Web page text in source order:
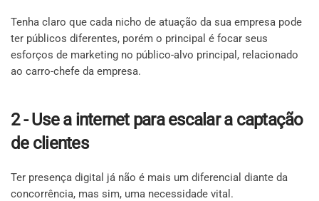
Tenha claro que cada nicho de atuação da sua empresa pode
ter públicos diferentes, porém o principal é focar seus
esforços de marketing no público-alvo principal, relacionado
ao carro-chefe da empresa.
2 - Use a internet para escalar a captação
de clientes
Ter presença digital já não é mais um diferencial diante da
concorrência, mas sim, uma necessidade vital.